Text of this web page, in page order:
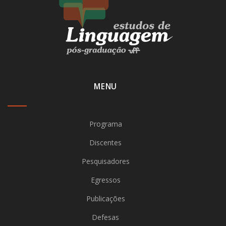
MENU
Programa
Discentes
Pesquisadores
Egressos
Publicações
Defesas